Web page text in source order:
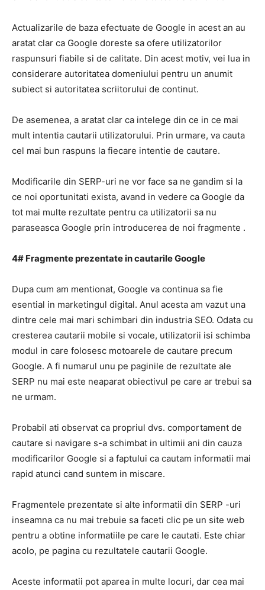
Actualizarile de baza efectuate de Google in acest an au
aratat clar ca Google doreste sa ofere utilizatorilor
raspunsuri fiabile si de calitate. Din acest motiv, vei lua in
considerare autoritatea domeniului pentru un anumit
subiect si autoritatea scriitorului de continut.
De asemenea, a aratat clar ca intelege din ce in ce mai
mult intentia cautarii utilizatorului. Prin urmare, va cauta
cel mai bun raspuns la fiecare intentie de cautare.
Modificarile din SERP-uri ne vor face sa ne gandim si la
ce noi oportunitati exista, avand in vedere ca Google da
tot mai multe rezultate pentru ca utilizatorii sa nu
paraseasca Google prin introducerea de noi fragmente .
4# Fragmente prezentatein cautarile Google
Dupa cum am mentionat, Google va continua sa fie
esential in marketingul digital. Anul acesta am vazut una
dintre cele mai mari schimbari din industria SEO. Odata cu
cresterea cautarii mobile si vocale, utilizatorii isi schimba
modul in care folosesc motoarele de cautare precum
Google. A fi numarul unu pe paginile de rezultate ale
SERP nu mai este neaparat obiectivul pe care ar trebui sa
ne urmam.
Probabil ati observat ca propriul dvs. comportament de
cautare si navigare s-a schimbat in ultimii ani din cauza
modificarilor Google si a faptului ca cautam informatii mai
rapid atunci cand suntem in miscare.
Fragmentele prezentate si alte informatii din SERP -uri
inseamna ca nu mai trebuie sa faceti clic pe un site web
pentru a obtine informatiile pe care le cautati. Este chiar
acolo, pe pagina cu rezultatele cautarii Google.
Aceste informatii pot aparea in multe locuri, dar cea mai